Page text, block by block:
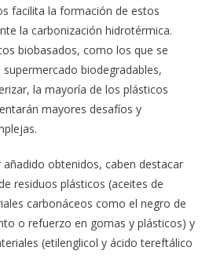
facilita la formación de estos
la carbonización hidrotérmica.
biobasados, como los que se
biodegradables,
la mayoría de los plásticos
mayores desafíos y
obtenidos, caben destacar
residuos plásticos (aceites de
carbonáceos como el negro de
o refuerzo en gomas y plásticos) y
(etilenglicol y ácido tereftálico